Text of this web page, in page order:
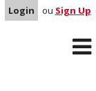
Login ou Sign Up